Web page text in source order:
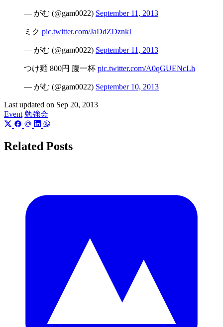
— がむ (@gam0022) September 11, 2013
ミク pic.twitter.com/JaDdZDznkI
— がむ (@gam0022) September 11, 2013
つけ麺 800円 腹一杯 pic.twitter.com/A0qGUENcLh
— がむ (@gam0022) September 10, 2013
Last updated on Sep 20, 2013
Event 勉強会
Related Posts